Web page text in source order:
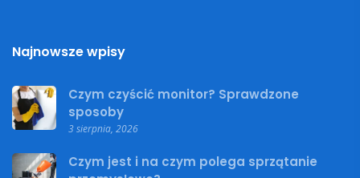
Najnowsze wpisy
Czym czyścić monitor? Sprawdzone
sposoby
3 sierpnia, 2026
Czym jest i na czym polega sprzątanie